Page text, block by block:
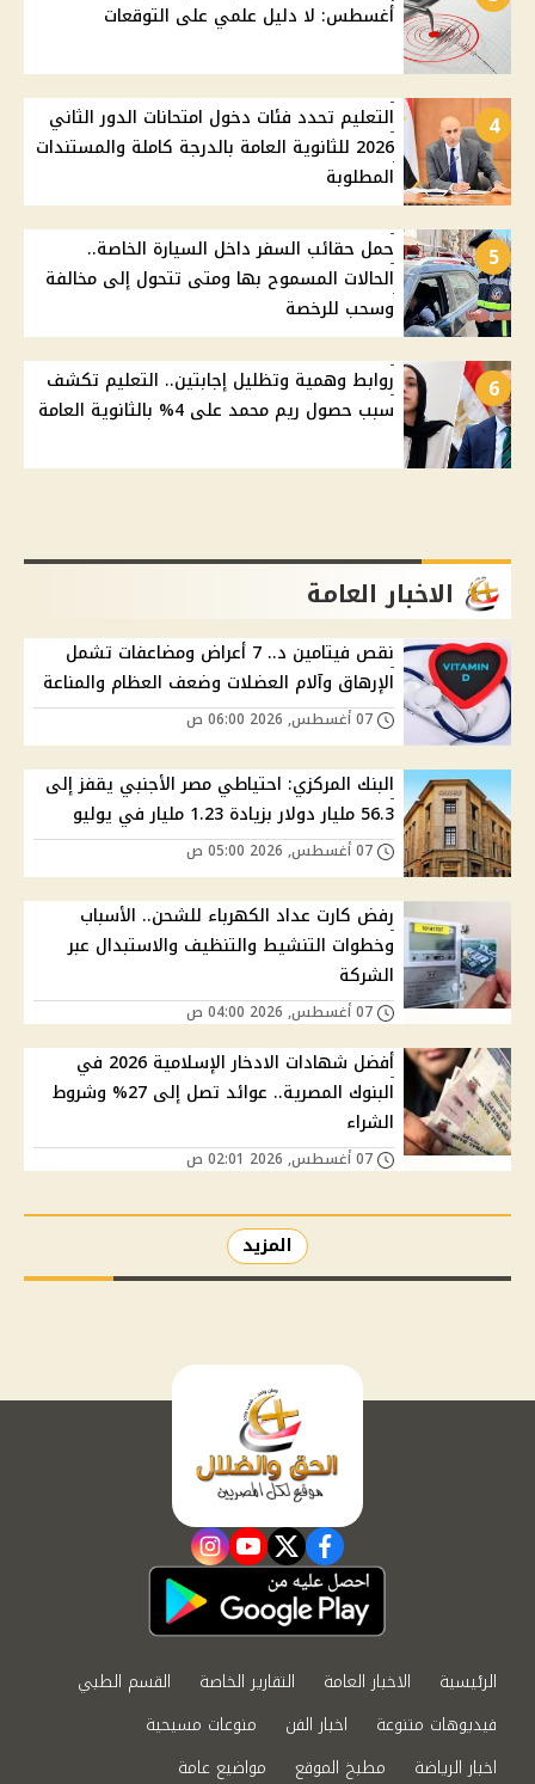
أغسطس: لا دليل علمي على التوقعات
4
التعليم تحدد فئات دخول امتحانات الدور الثاني
2026 للثانوية العامة بالدرجة كاملة والمستندات
المطلوبة
5
حمل حقائب السفر داخل السيارة الخاصة..
الحالات المسموح بها ومتى تتحول إلى مخالفة
وسحب للرخصة
6
روابط وهمية وتظليل إجابتين.. التعليم تكشف
سبب حصول ريم محمد على 4% بالثانوية العامة
الاخبار العامة
نقص فيتامين د.. 7 أعراض ومضاعفات تشمل
الإرهاق وآلام العضلات وضعف العظام والمناعة
البنك المركزي: احتياطي مصر الأجنبي يقفز إلى
56.3 مليار دولار بزيادة 1.23 مليار في يوليو
رفض كارت عداد الكهرباء للشحن.. الأسباب
وخطوات التنشيط والتنظيف والاستبدال عبر
الشركة
أفضل شهادات الادخار الإسلامية 2026 في
البنوك المصرية.. عوائد تصل إلى 27% وشروط
الشراء
المزيد
facebook
twitter
youtube
instagram
الرئيسية الاخبار العامة التقارير الخاصة
القسم الطبي
فيديوهات متنوعة
اخبار الفن
منوعات مسيحية
اخبار الرياضة
مطبخ الموقع مواضيع عامة